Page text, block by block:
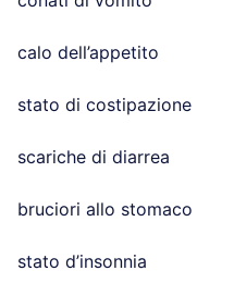
calo dell’appetito
stato di costipazione
scariche di diarrea
bruciori allo stomaco
stato d’insonnia